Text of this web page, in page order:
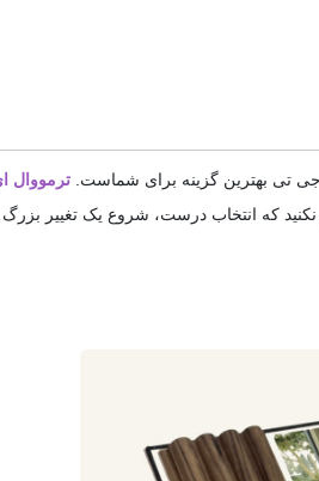
جی تی بهترین گزینه برای شماست.ترمووال
که انتخاب درست، شروع یک تغییر